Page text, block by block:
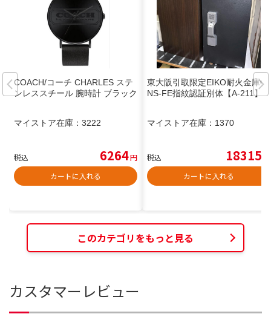
COACH/コーチ CHARLES ステ
ンレススチール 腕時計 ブラック
マイストア在庫： 3222
税込 6264円
カートに入れる
東大阪引取限定EIKO耐火金庫O
NS-FE指紋認証別体【A-211】
マイストア在庫： 1370
税込 18315
カートに入れる
このカテゴリをもっと見る
カスタマーレビュー